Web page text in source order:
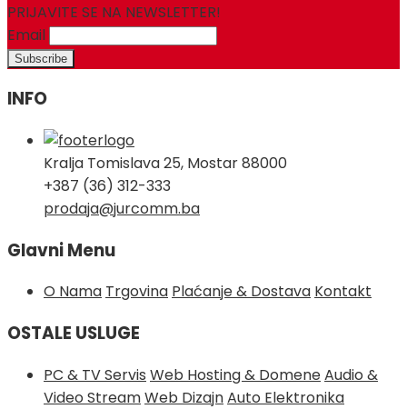
PRIJAVITE SE NA NEWSLETTER!
Email
INFO
Kralja Tomislava 25, Mostar 88000
+387 (36) 312-333
prodaja@jurcomm.ba
Glavni Menu
O Nama Trgovina Plaćanje & Dostava Kontakt
OSTALE USLUGE
PC & TV Servis Web Hosting & DomeneAudio &
Video StreamWeb DizajnAuto Elektronika